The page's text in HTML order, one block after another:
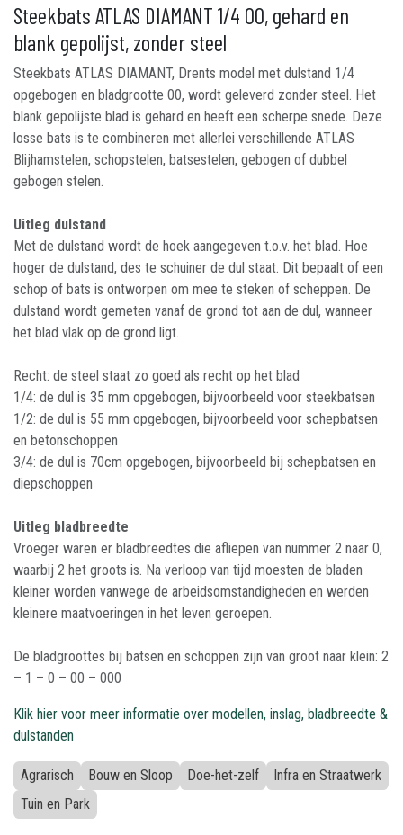
Steekbats ATLAS DIAMANT 1/4 00, gehard en
blank gepolijst, zonder steel
Steekbats ATLAS DIAMANT, Drents model met dulstand 1/4
opgebogen en bladgrootte 00, wordt geleverd zonder steel. Het
blank gepolijste blad is gehard en heeft een scherpe snede. Deze
losse bats is te combineren met allerlei verschillende ATLAS
Blijhamstelen, schopstelen, batsestelen, gebogen of dubbel
gebogen stelen.
Uitleg dulstand
Met de dulstand wordt de hoek aangegeven t.o.v. het blad. Hoe
hoger de dulstand, des te schuiner de dul staat. Dit bepaalt of een
schop of bats is ontworpen om mee te steken of scheppen. De
dulstand wordt gemeten vanaf de grond tot aan de dul, wanneer
het blad vlak op de grond ligt.
Recht: de steel staat zo goed als recht op het blad
1/4: de dul is 35 mm opgebogen, bijvoorbeeld voor steekbatsen
1/2: de dul is 55 mm opgebogen, bijvoorbeeld voor schepbatsen
en betonschoppen
3/4: de dul is 70cm opgebogen, bijvoorbeeld bij schepbatsen en
diepschoppen
Uitleg bladbreedte
Vroeger waren er bladbreedtes die afliepen van nummer 2 naar 0,
waarbij 2 het groots is. Na verloop van tijd moesten de bladen
kleiner worden vanwege de arbeidsomstandigheden en werden
kleinere maatvoeringen in het leven geroepen.
De bladgroottes bij batsen en schoppen zijn van groot naar klein: 2
– 1 – 0 – 00 – 000
Klik hier voor meer informatie over modellen, inslag, bladbreedte &
dulstanden
Agrarisch Bouw en Sloop Doe-het-zelf
Infra en Straatwerk
Tuin en Park